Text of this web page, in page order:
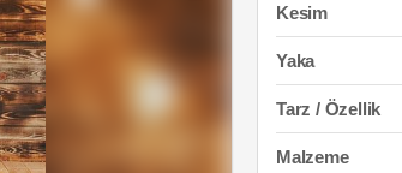
Kesim
Yaka
Tarz / Özellik
Malzeme